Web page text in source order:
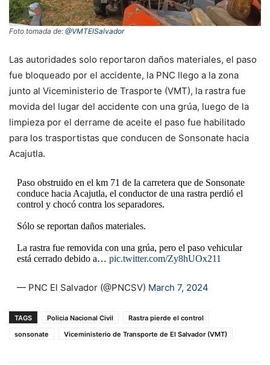
Foto tomada de: @VMTElSalvador
Las autoridades solo reportaron daños materiales, el paso
fue bloqueado por el accidente, la PNC llego a la zona
junto al Viceministerio de Trasporte (VMT), la rastra fue
movida del lugar del accidente con una grúa, luego de la
limpieza por el derrame de aceite el paso fue habilitado
para los trasportistas que conducen de Sonsonate hacia
Acajutla.
Paso obstruido en el km 71 de la carretera que de Sonsonate
conduce hacia Acajutla, el conductor de una rastra perdió el
control y chocó contra los separadores.
Sólo se reportan daños materiales.
La rastra fue removida con una grúa, pero el paso vehicular
está cerrado debido a… pic.twitter.com/Zy8hUOx211
— PNC El Salvador (@PNCSV) March 7, 2024
TAGS Policia Nacional Civil
Rastra pierde el control
sonsonate
Viceministerio de Transporte de El Salvador (VMT)